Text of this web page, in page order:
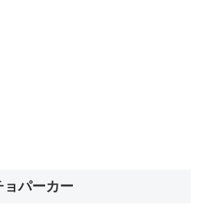
パーカー